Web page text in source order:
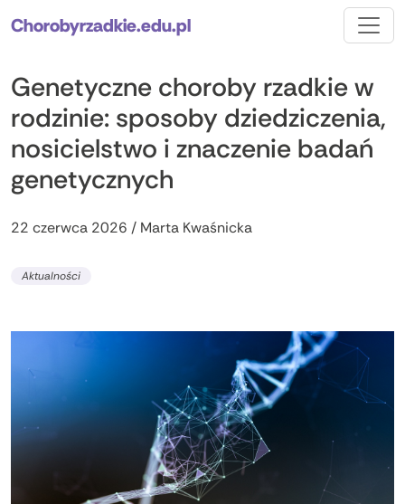
Chorobyrzadkie.edu.pl
Genetyczne choroby rzadkie w
rodzinie: sposoby dziedziczenia,
nosicielstwo i znaczenie badań
genetycznych
22 czerwca 2026 / Marta Kwaśnicka
Aktualności